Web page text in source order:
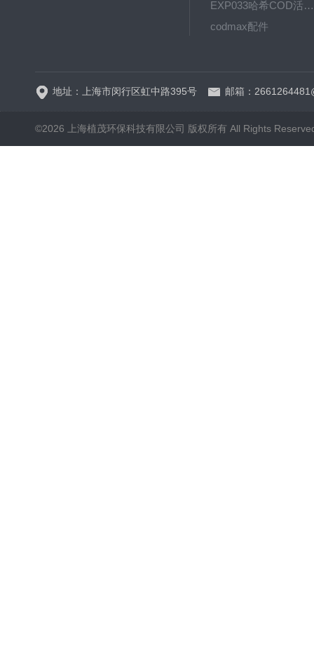
EXP033哈希COD活塞泵价格 EXP033
codmax配件
地址：上海市闵行区虹中路395号 邮箱：
©2026 上海植茂环保科技有限公司 版权所有 All Rights